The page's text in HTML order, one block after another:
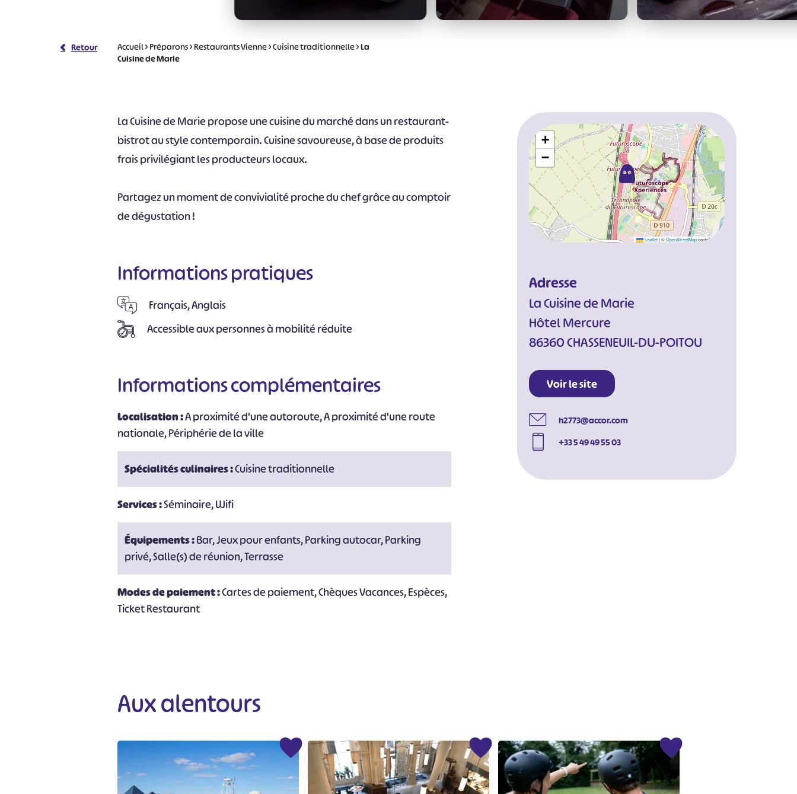
Retour Accueil>Préparons>Restaurants Vienne>Cuisine traditionnelle>La
Cuisine de Marie
La Cuisine de Marie propose une cuisine du marché dans un restaurant-
bistrot au style contemporain. Cuisine savoureuse, à base de produits
frais privilégiant les producteurs locaux.
Partagez un moment de convivialité proche du chef grâce au comptoir
de dégustation !
Informations pratiques
Français, Anglais
Accessible aux personnes à mobilité réduite
Informations complémentaires
Localisation :A proximité d'une autoroute, A proximité d'une route
nationale, Périphérie de la ville
Spécialités culinaires :Cuisine traditionnelle
Services :Séminaire, Wifi
Équipements :Bar, Jeux pour enfants, Parking autocar, Parking
privé, Salle(s) de réunion, Terrasse
Modes de paiement :Cartes de paiement, Chèques Vacances, Espèces,
Ticket Restaurant
+
−
Leaflet|©OpenStreetMapcontributors
Adresse
La Cuisine de Marie
Hôtel Mercure
86360 CHASSENEUIL-DU-POITOU
Voir le site
h2773@accor.com
+33 5 49 49 55 03
Aux alentours
# # # #
#